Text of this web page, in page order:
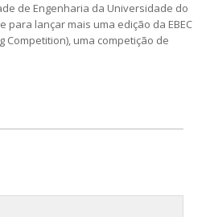
de Engenharia da Universidade do
para lançar mais uma edição da EBEC
Competition), uma competição de